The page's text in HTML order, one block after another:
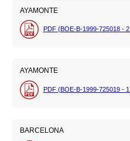
AYAMONTE
PDF (BOE-B-1999-725018 - 2
AYAMONTE
PDF (BOE-B-1999-725019 - 1
BARCELONA